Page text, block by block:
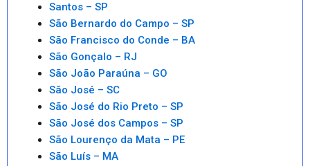
Santos – SP
São Bernardo do Campo – SP
São Francisco do Conde – BA
São Gonçalo – RJ
São João Paraúna – GO
São José – SC
São José do Rio Preto – SP
São José dos Campos – SP
São Lourenço da Mata – PE
São Luís – MA